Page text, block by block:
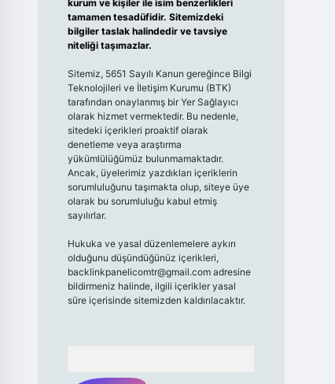
kurum ve kişiler ile isim benzerlikleri
tamamen tesadüfidir. Sitemizdeki
bilgiler taslak halindedir ve tavsiye
niteliği taşımazlar.
Sitemiz, 5651 Sayılı Kanun gereğince Bilgi
Teknolojileri ve İletişim Kurumu (BTK)
tarafından onaylanmış bir Yer Sağlayıcı
olarak hizmet vermektedir. Bu nedenle,
sitedeki içerikleri proaktif olarak
denetleme veya araştırma
yükümlülüğümüz bulunmamaktadır.
Ancak, üyelerimiz yazdıkları içeriklerin
sorumluluğunu taşımakta olup, siteye üye
olarak bu sorumluluğu kabul etmiş
sayılırlar.
Hukuka ve yasal düzenlemelere aykırı
olduğunu düşündüğünüz içerikleri,
backlinkpanelicomtr@gmail.comadresine
bildirmeniz halinde, ilgili içerikler yasal
süre içerisinde sitemizden kaldırılacaktır.